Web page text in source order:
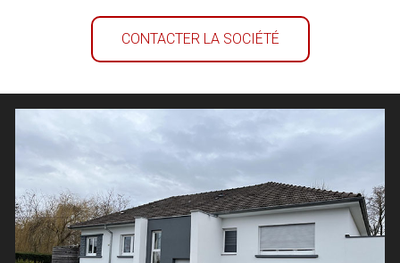
CONTACTER LA SOCIÉTÉ